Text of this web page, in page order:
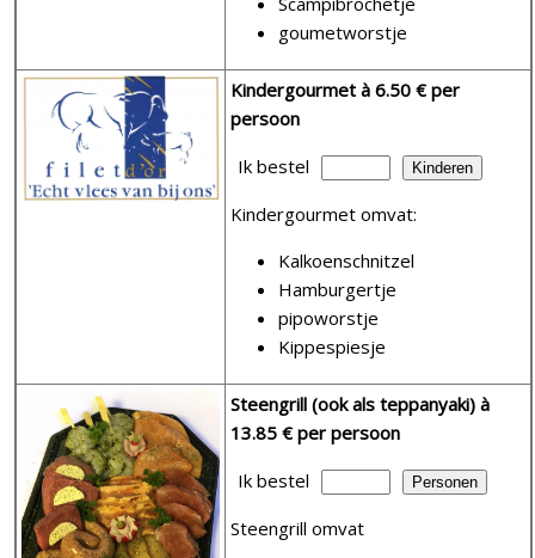
goumetworstje
Kindergourmet à 6.50 € per
persoon
Ik bestel
Kindergourmet omvat:
Kalkoenschnitzel
Hamburgertje
pipoworstje
Kippespiesje
Steengrill (ook als teppanyaki) à
13.85 € per persoon
Ik bestel
Steengrill omvat